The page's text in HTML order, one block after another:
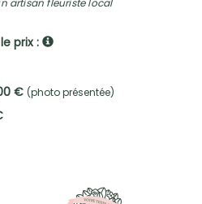
artisan fleuriste local
prix :
€ (photo présentée)